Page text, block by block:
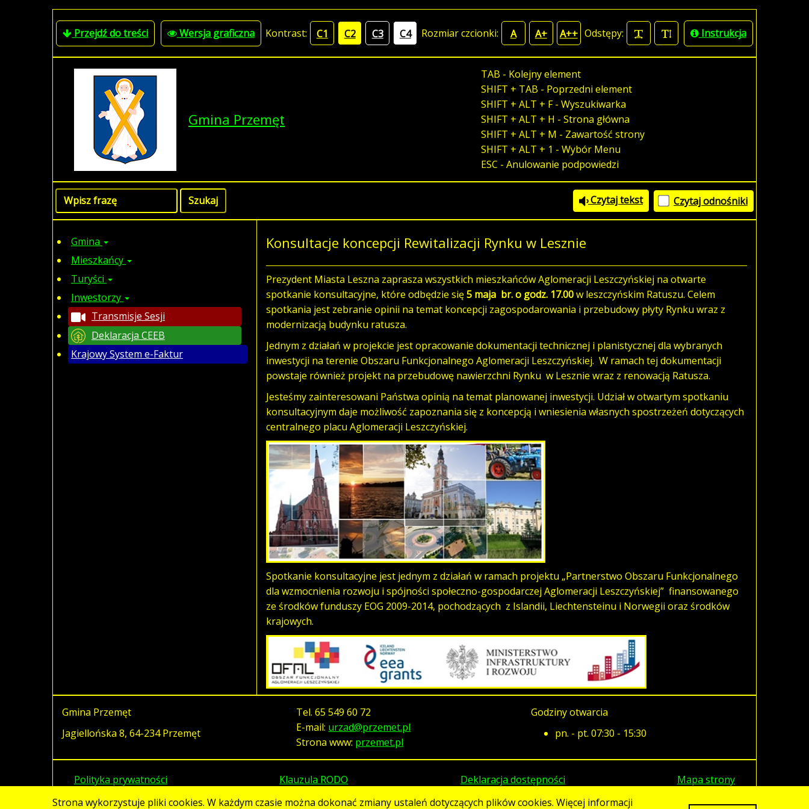
Przejdź do treści Wersja graficzna Kontrast: C1 C2 C3 C4 Rozmiar czcionki: A A+ A++ Odstępy: Instrukcja
Gmina Przemęt
TAB - Kolejny element
SHIFT + TAB - Poprzedni element
SHIFT + ALT + F - Wyszukiwarka
SHIFT + ALT + H - Strona główna
SHIFT + ALT + M - Zawartość strony
SHIFT + ALT + 1 - Wybór Menu
ESC - Anulowanie podpowiedzi
Czytaj tekst Czytaj odnośniki
Gmina
Mieszkańcy
Turyści
Inwestorzy
Transmisje Sesji
Deklaracja CEEB
Krajowy System e-Faktur
Konsultacje koncepcji Rewitalizacji Rynku w Lesznie
Prezydent Miasta Leszna zaprasza wszystkich mieszkańców Aglomeracji Leszczyńskiej na otwarte
spotkanie konsultacyjne, które odbędzie się5 maja br. o godz. 17.00w leszczyńskim Ratuszu. Celem
spotkania jest zebranie opinii na temat koncepcji zagospodarowania i przebudowy płyty Rynku wraz z
modernizacją budynku ratusza.
Jednym z działań w projekcie jest opracowanie dokumentacji technicznej i planistycznej dla wybranych
inwestycji na terenie Obszaru Funkcjonalnego Aglomeracji Leszczyńskiej. W ramach tej dokumentacji
powstaje również projekt na przebudowę nawierzchni Rynku w Lesznie wraz z renowacją Ratusza.
Jesteśmy zainteresowani Państwa opinią na temat planowanej inwestycji. Udział w otwartym spotkaniu
konsultacyjnym daje możliwość zapoznania się z koncepcją i wniesienia własnych spostrzeżeń dotyczących
centralnego placu Aglomeracji Leszczyńskiej.
Spotkanie konsultacyjne jest jednym z działań w ramach projektu „Partnerstwo Obszaru Funkcjonalnego
dla wzmocnienia rozwoju i spójności społeczno-gospodarczej Aglomeracji Leszczyńskiej” finansowanego
ze środków funduszy EOG 2009-2014, pochodzących z Islandii, Liechtensteinu i Norwegii oraz środków
krajowych.
Gmina Przemęt
Jagiellońska 8, 64-234 Przemęt
Tel.65 549 60 72
E-mail: urzad@przemet.pl
Strona www: przemet.pl
Godziny otwarcia
pn. - pt. 07:30 - 15:30
Polityka prywatności Klauzula RODO Deklaracja dostępności
Mapa strony
Strona wykorzystuje pliki cookies. W każdym czasie można dokonać zmiany ustaleń dotyczących plików cookies. Więcej informacji